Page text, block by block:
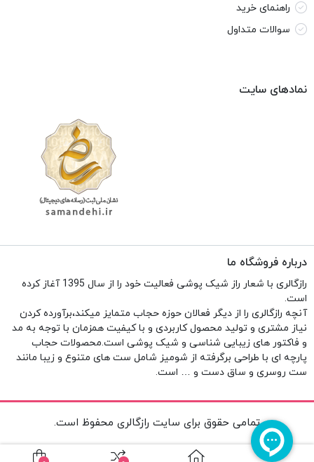
راهنمای خرید
سوالات متداول
نمادهای سایت
درباره فروشگاه ما
رازگالری با شعار راز شیک پوشی فعالیت خود را از سال 1395 آغاز کرده
است.
آنچه رازگالری را از دیگر فعالان حوزه حجاب متمایز میکند،برآورده کردن
نیاز مشتری و تولید محصول کاربردی و با کیفیت همزمان با توجه به مد
و فاکتور های زیبایی شناسی و شیک پوشی است.محصولات حجاب
پارچه ای با طراحی برگرفته از شومیز شامل ست های متنوع و زیبا مانند
ست روسری و ساق دست و … است.
تمامی حقوق برای سایت رازگالری محفوظ است.